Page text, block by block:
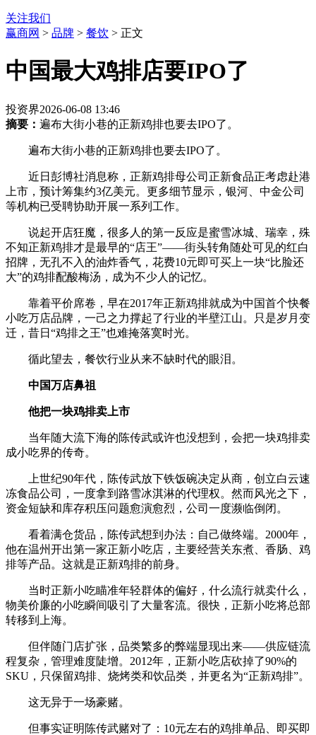
关注我们
赢商网 > 品牌 > 餐饮 > 正文
中国最大鸡排店要IPO了
投资界2026-06-08 13:46
摘要： 遍布大街小巷的正新鸡排也要去IPO了。
遍布大街小巷的正新鸡排也要去IPO了。
近日彭博社消息称，正新鸡排母公司正新食品正考虑赴港
上市，预计筹集约3亿美元。更多细节显示，银河、中金公司
等机构已受聘协助开展一系列工作。
说起开店狂魔，很多人的第一反应是蜜雪冰城、瑞幸，殊
不知正新鸡排才是最早的“店王”——街头转角随处可见的红白
招牌，无孔不入的油炸香气，花费10元即可买上一块“比脸还
大”的鸡排配酸梅汤，成为不少人的记忆。
靠着平价席卷，早在2017年正新鸡排就成为中国首个快餐
小吃万店品牌，一己之力撑起了行业的半壁江山。只是岁月变
迁，昔日“鸡排之王”也难掩落寞时光。
循此望去，餐饮行业从来不缺时代的眼泪。
中国万店鼻祖
他把一块鸡排卖上市
当年随大流下海的陈传武或许也没想到，会把一块鸡排卖
成小吃界的传奇。
上世纪90年代，陈传武放下铁饭碗决定从商，创立白云速
冻食品公司，一度拿到路雪冰淇淋的代理权。然而风光之下，
资金短缺和库存积压问题愈演愈烈，公司一度濒临倒闭。
看着满仓货品，陈传武想到办法：自己做终端。2000年，
他在温州开出第一家正新小吃店，主要经营关东煮、香肠、鸡
排等产品。这就是正新鸡排的前身。
当时正新小吃瞄准年轻群体的偏好，什么流行就卖什么，
物美价廉的小吃瞬间吸引了大量客流。很快，正新小吃将总部
转移到上海。
但伴随门店扩张，品类繁多的弊端显现出来——供应链流
程复杂，管理难度陡增。2012年，正新小吃店砍掉了90%的
SKU，只保留鸡排、烧烤类和饮品类，并更名为“正新鸡排”。
这无异于一场豪赌。
但事实证明陈传武赌对了：10元左右的鸡排单品、即买即